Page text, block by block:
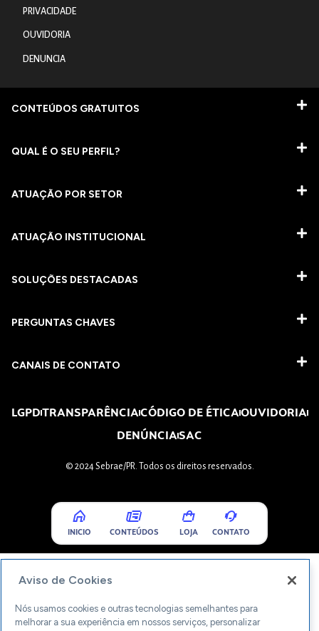
PRIVACIDADE
OUVIDORIA
DENUNCIA
CONTEÚDOS GRATUITOS
QUAL É O SEU PERFIL?
ATUAÇÃO POR SETOR
ATUAÇÃO INSTITUCIONAL
SOLUÇÕES DESTACADAS
PERGUNTAS CHAVES​
CANAIS DE CONTATO
LGPDTRANSPARÊNCIACÓDIGO DE ÉTICAOUVIDORIA
DENÚNCIASAC
© 2024 Sebrae/PR. Todos os direitos reservados.
INICIO CONTEÚDOS LOJA CONTATO
Aviso de Cookies
Nós usamos cookies e outras tecnologias semelhantes para
melhorar a sua experiência em nossos serviços, personalizar